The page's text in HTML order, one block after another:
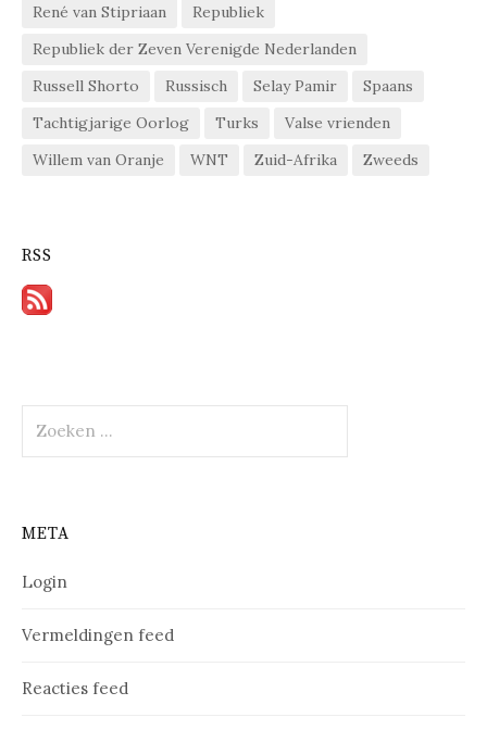
René van Stipriaan
Republiek
Republiek der Zeven Verenigde Nederlanden
Russell Shorto
Russisch Selay Pamir
Spaans
Tachtigjarige Oorlog
Turks
Valse vrienden
Willem van Oranje
WNT Zuid-Afrika Zweeds
RSS
naar:
META
Login
Vermeldingen feed
Reacties feed